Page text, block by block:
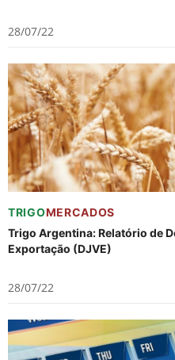
28/07/22
TRIGOMERCADOS
Trigo Argentina: Relatório de
Exportação (DJVE)
28/07/22